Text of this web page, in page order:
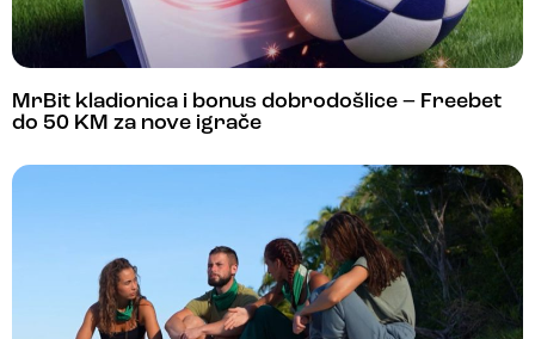
MrBit kladionica i bonus dobrodošlice – Freebet
do 50 KM za nove igrače